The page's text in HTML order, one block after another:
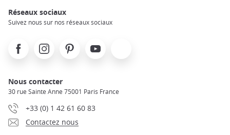
Réseaux sociaux
Suivez nous sur nos réseaux sociaux
FacebookInstagramPinterest Youtube
Nous contacter
30 rue Sainte Anne 75001 Paris France
+33 (0) 1 42 61 60 83
Contactez nous